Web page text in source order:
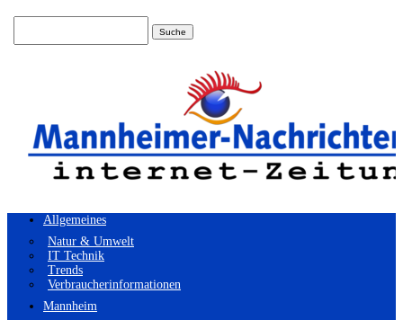
Allgemeines
Natur & Umwelt
IT Technik
Trends
Verbraucherinformationen
Mannheim